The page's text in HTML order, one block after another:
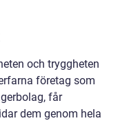
och tryggheten
företag som
får
dem genom hela